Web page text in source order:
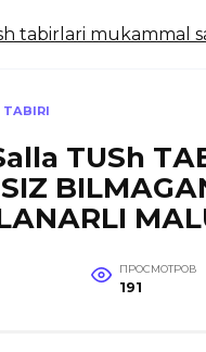
TABIRI
TUSh
ПРОСМОТРОВ
191